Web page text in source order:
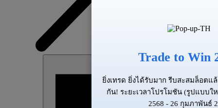
Trade to Win
ยิ่งเทรด ยิ่งได้รับมาก รีบสะสมล็อตแ
กัน! ระยะเวลาโปรโมชัน (รูปแบบใ
2568 - 26 กุมภาพันธ์